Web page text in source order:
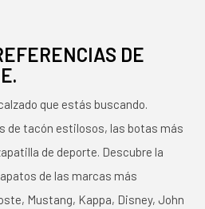
DE
que estás buscando.
de tacón estilosos, las botas más
de deporte. Descubre la
de las marcas más
Mustang, Kappa, Disney, John